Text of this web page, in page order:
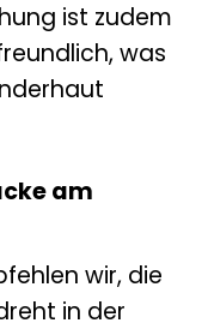
ist zudem
was
am
wir, die
in der